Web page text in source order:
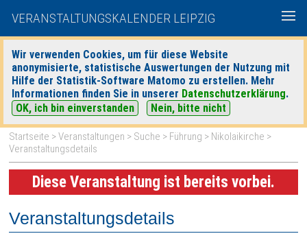
VERANSTALTUNGSKALENDER LEIPZIG
Wir verwenden Cookies, um für diese Website
anonymisierte, statistische Auswertungen der Nutzung mit
Hilfe der Statistik-Software Matomo zu erstellen. Mehr
Informationen finden Sie in unserer Datenschutzerklärung.
OK, ich bin einverstanden
Nein, bitte nicht
heute|morgen| Detaillierte Suche
Startseite >Veranstaltungen > Suche > Führung > Nikolaikirche >
Veranstaltungsdetails
Diese Veranstaltung ist bereits vorbei.
Veranstaltungsdetails